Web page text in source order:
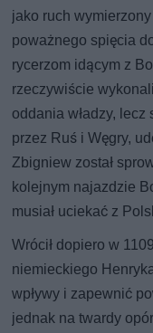
jako ruch
poważnego spięcia
rycerzom idącym z
rzeczywiście
oddania władzy, lecz
przez Ruś i Węgry,
Zbigniew został
kolejnym najazdzie
musiał uciekać z
Wrócił dopiero w
niemieckiego
wpływy i zapewnić
jednak na twardy